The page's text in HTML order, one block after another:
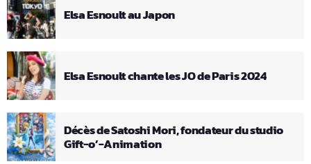
Elsa Esnoult au Japon
Elsa Esnoult chante les JO de Paris 2024
Décès de Satoshi Mori, fondateur du studio
Gift-o’-Animation